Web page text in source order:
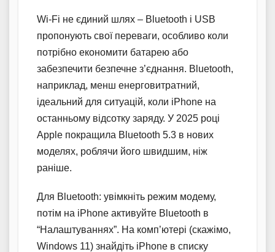
Wi-Fi не єдиний шлях – Bluetooth і USB
пропонують свої переваги, особливо коли
потрібно економити батарею або
забезпечити безпечне з’єднання. Bluetooth,
наприклад, менш енерговитратний,
ідеальний для ситуацій, коли iPhone на
останньому відсотку заряду. У 2025 році
Apple покращила Bluetooth 5.3 в нових
моделях, роблячи його швидшим, ніж
раніше.
Для Bluetooth: увімкніть режим модему,
потім на iPhone активуйте Bluetooth в
“Налаштуваннях”. На комп’ютері (скажімо,
Windows 11) знайдіть iPhone в списку